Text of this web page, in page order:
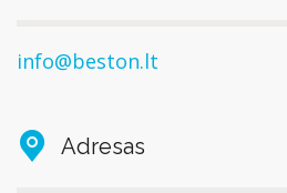
info@beston.lt
Adresas